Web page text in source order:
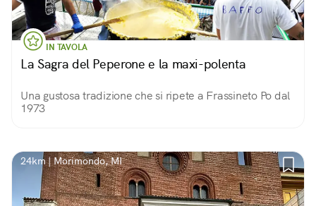
IN TAVOLA
La Sagra del Peperone e la maxi-polenta
Una gustosa tradizione che si ripete a Frassineto Po dal
1973
24km | Morimondo, MI